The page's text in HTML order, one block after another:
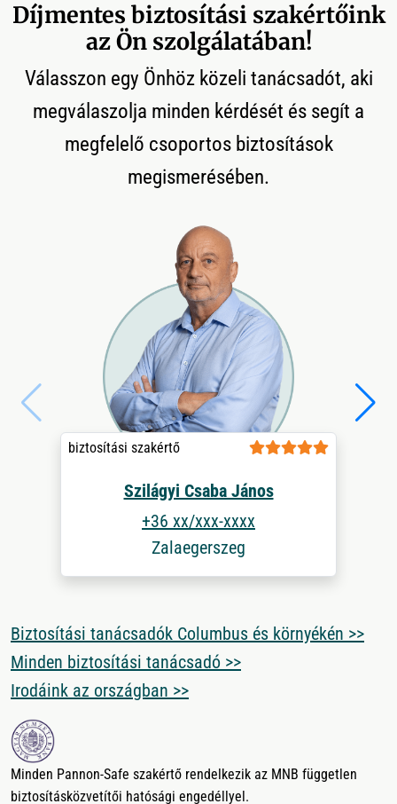
Díjmentes biztosítási szakértőink
az Ön szolgálatában!
Válasszon egy Önhöz közeli tanácsadót, aki
megválaszolja minden kérdését és segít a
megfelelő csoportos biztosítások
megismerésében.
biztosítási szakértő
Szilágyi Csaba János
+36 xx/xxx-xxxx
Zalaegerszeg
Biztosítási tanácsadók Columbus és környékén >>
Minden biztosítási tanácsadó >>
Irodáink az országban >>
Minden Pannon-Safe szakértő rendelkezik az MNB független
biztosításközvetítői hatósági engedéllyel.